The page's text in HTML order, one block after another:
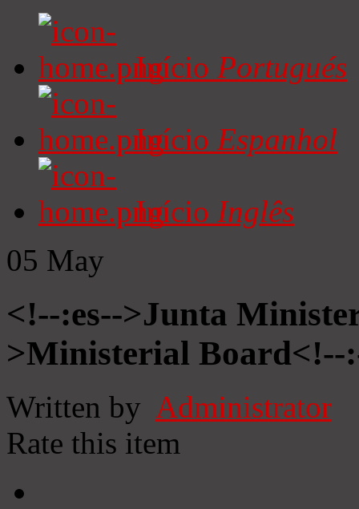
Início Portugués
Início Espanhol
Início Inglês
05 May
<!--:es-->Junta
>Ministerial Board<!--
Written by Administrator
Rate this item